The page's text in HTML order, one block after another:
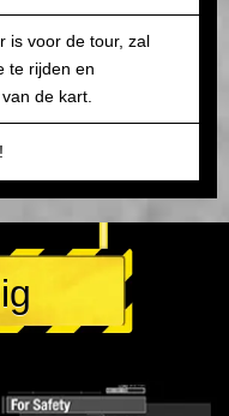
is voor de tour, zal
te rijden en
de kart.